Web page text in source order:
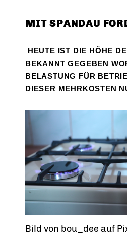
MIT SPANDAU
HEUTE IST DIE HÖHE
BEKANNT GEGEBEN
BELASTUNG FÜR
DIESER MEHRKOSTEN
Bild von bou_dee auf